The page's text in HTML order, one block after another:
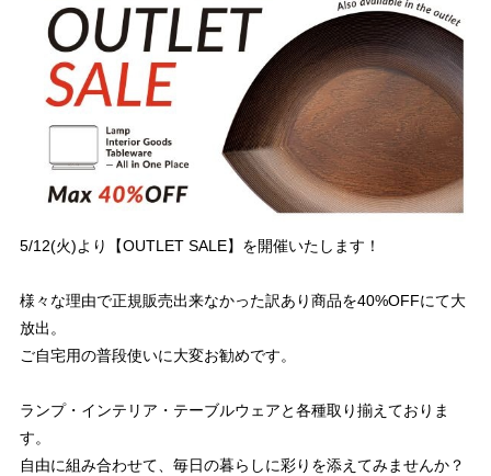
5/12(火)より【OUTLET SALE】を開催いたします！
様々な理由で正規販売出来なかった訳あり商品を40%OFFにて大
放出。
ご自宅用の普段使いに大変お勧めです。
ランプ・インテリア・テーブルウェアと各種取り揃えておりま
す。
自由に組み合わせて、毎日の暮らしに彩りを添えてみませんか？